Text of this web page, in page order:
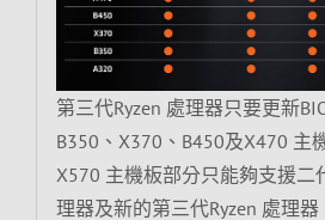
第三代Ryzen 處理器只要更新
B350、X370、B450及X470 主
X570 主機板部分只能夠支援二
理器及新的第三代Ryzen 處理